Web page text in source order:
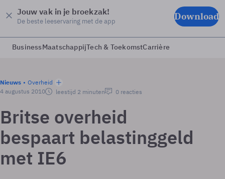
Jouw vak in je broekzak!
De beste leeservaring met de app Download
BusinessMaatschappijTech & ToekomstCarrière
Nieuws
Overheid
4 augustus 2010
leestijd 2 minuten 0 reacties
Britse overheid
bespaart belastinggeld
met IE6